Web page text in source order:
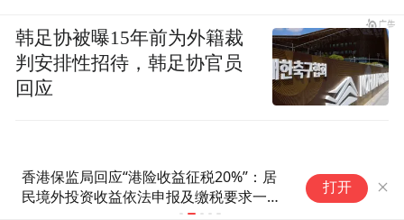
香港保监局回应“港险收益征税20%”：居
民境外投资收益依法申报及缴税要求一直
德国高温
纪录
打开
韩足协被曝15年前为外籍裁
判安排性招待，韩足协官员
回应